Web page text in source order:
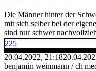
Die Männer hinter der
mit sich selber bei der
sind nur schwer
225
20.04.2022, 21:18
benjamin weinmann / ch